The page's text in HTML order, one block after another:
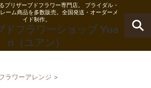
プリザーブドフラワー専門店。 ブライダル・
ーム商品を多数販売。全国発送・オーダーメ
イド制作。
ドフラワーショップ Yua
n（ユアン）
ラワーアレンジ >